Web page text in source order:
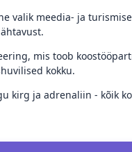
valik meedia- ja
mis toob
kokku.
kirg ja adrenaliin - kõik